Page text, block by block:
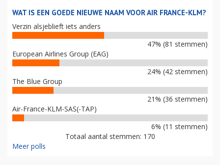
WAT IS EEN GOEDE NIEUWE NAAM VOOR AIR FRANCE-KLM?
Verzin alsjeblieft iets anders
47% (81 stemmen)
European Airlines Group (EAG)
24% (42 stemmen)
The Blue Group
21% (36 stemmen)
Air-France-KLM-SAS(-TAP)
6% (11 stemmen)
Totaal aantal stemmen: 170
Meer polls